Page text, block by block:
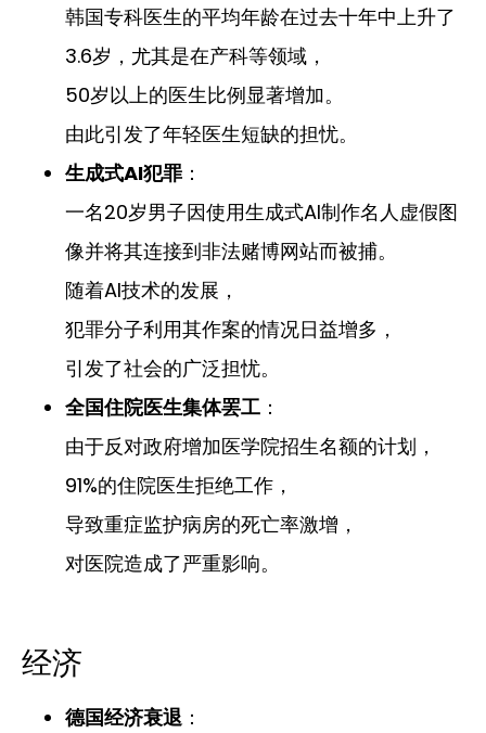
韩国专科医生的平均年龄在过去十年中上升了
3.6岁，尤其是在产科等领域，
50岁以上的医生比例显著增加。
由此引发了年轻医生短缺的担忧。
生成式AI犯罪 ：
一名20岁男子因使用生成式AI制作名人虚假图
像并将其连接到非法赌博网站而被捕。
随着AI技术的发展，
犯罪分子利用其作案的情况日益增多，
引发了社会的广泛担忧。
全国住院医生集体罢工 ：
由于反对政府增加医学院招生名额的计划，
91%的住院医生拒绝工作，
导致重症监护病房的死亡率激增，
对医院造成了严重影响。
经济
德国经济衰退 ：